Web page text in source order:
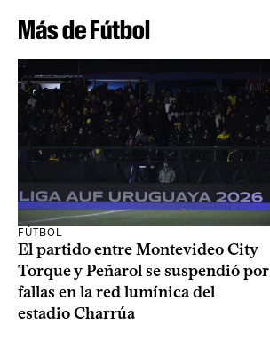
Más de Fútbol
FÚTBOL
El partido entre Montevideo City
Torque y Peñarol se suspendió por
fallas en la red lumínica del
estadio Charrúa